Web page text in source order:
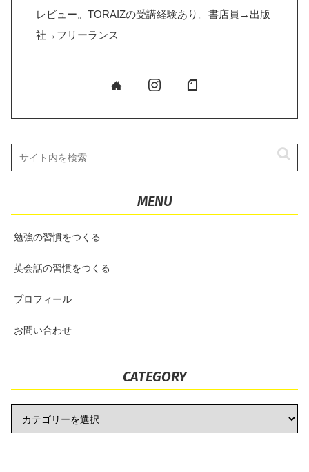
レビュー。TORAIZの受講経験あり。書店員→出版
社→フリーランス
MENU
勉強の習慣をつくる
英会話の習慣をつくる
プロフィール
お問い合わせ
CATEGORY